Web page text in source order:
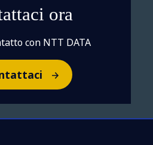
ora
con NTT DATA